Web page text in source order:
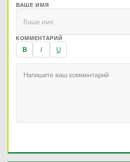
ВАШЕ ИМЯ
КОММЕНТАРИЙ
B I U